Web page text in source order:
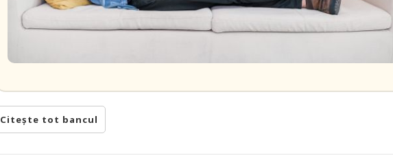
Citește tot bancul